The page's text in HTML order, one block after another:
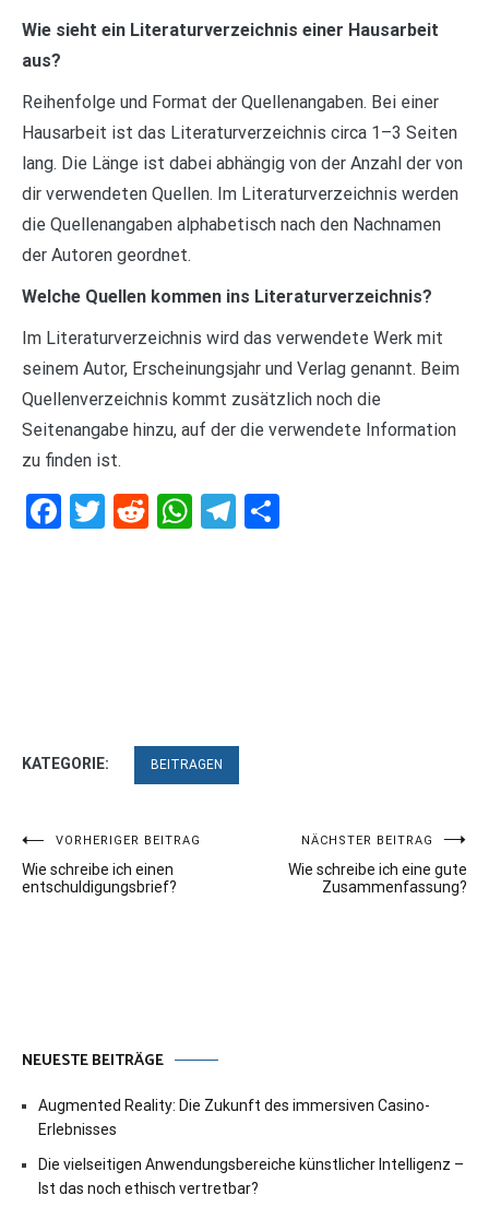
Wie sieht ein Literaturverzeichnis einer Hausarbeit
aus?
Reihenfolge und Format der Quellenangaben. Bei einer
Hausarbeit ist das Literaturverzeichnis circa 1–3 Seiten
lang. Die Länge ist dabei abhängig von der Anzahl der von
dir verwendeten Quellen. Im Literaturverzeichnis werden
die Quellenangaben alphabetisch nach den Nachnamen
der Autoren geordnet.
Welche Quellen kommen ins Literaturverzeichnis?
Im Literaturverzeichnis wird das verwendete Werk mit
seinem Autor, Erscheinungsjahr und Verlag genannt. Beim
Quellenverzeichnis kommt zusätzlich noch die
Seitenangabe hinzu, auf der die verwendete Information
zu finden ist.
Facebook
Twitter
RedditWhatsApp
Telegram
KATEGORIE: BEITRAGEN
Beitragsnavigation
VORHERIGER BEITRAG
Wie schreibe ich einen
entschuldigungsbrief?
NÄCHSTER BEITRAG
Wie schreibe ich eine gute
Zusammenfassung?
NEUESTE BEITRÄGE
Augmented Reality: Die Zukunft des immersiven Casino-
Erlebnisses
Die vielseitigen Anwendungsbereiche künstlicher Intelligenz –
Ist das noch ethisch vertretbar?